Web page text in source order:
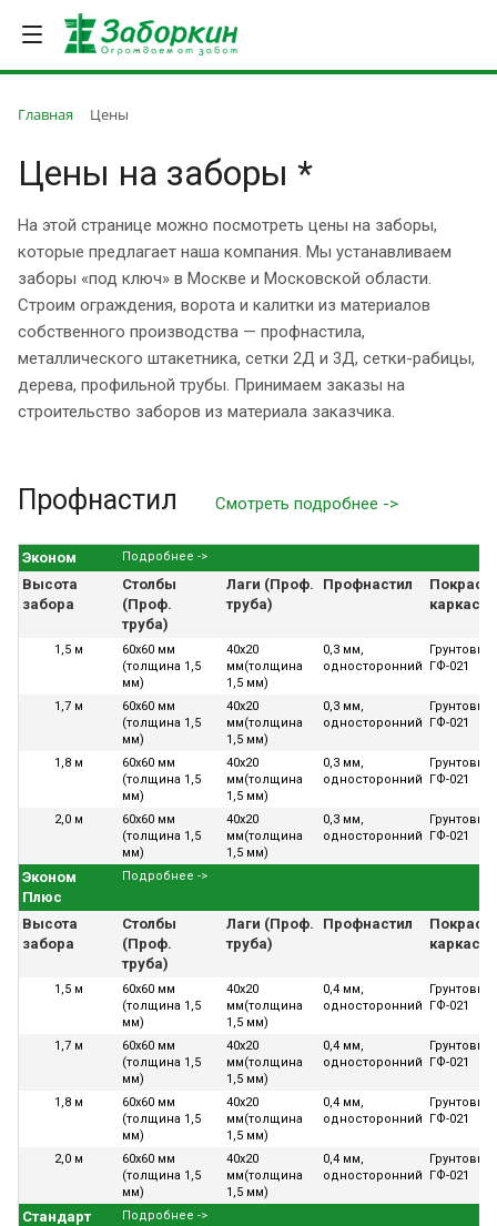
Главная Цены
Цены на заборы *
На этой странице можно посмотреть цены на заборы,
которые предлагает наша компания. Мы устанавливаем
заборы «под ключ» в Москве и Московской области.
Строим ограждения, ворота и калитки из материалов
собственного производства — профнастила,
металлического штакетника, сетки 2Д и 3Д, сетки-рабицы,
дерева, профильной трубы. Принимаем заказы на
строительство заборов из материала заказчика.
Профнастил Смотреть подробнее ->
Эконом Подробнее ->
Высота
забора
Столбы
(Проф.
труба)
Лаги (Проф.
труба)
Профнастил
каркаса
1,5 м
60х60 мм
(толщина 1,5
мм)
40х20
мм(толщина
1,5 мм)
0,3 мм,
односторонний
Грунтовка
ГФ-021
1,7 м
60х60 мм
(толщина 1,5
мм)
40х20
мм(толщина
1,5 мм)
0,3 мм,
односторонний
Грунтовка
ГФ-021
1,8 м
60х60 мм
(толщина 1,5
мм)
40х20
мм(толщина
1,5 мм)
0,3 мм,
односторонний
Грунтовка
ГФ-021
2,0 м
60х60 мм
(толщина 1,5
мм)
40х20
мм(толщина
1,5 мм)
0,3 мм,
односторонний
Грунтовка
ГФ-021
Эконом
Плюс
Подробнее ->
Высота
забора
Столбы
(Проф.
труба)
Лаги (Проф.
труба)
Профнастил
каркаса
1,5 м
60х60 мм
(толщина 1,5
мм)
40х20
мм(толщина
1,5 мм)
0,4 мм,
односторонний
Грунтовка
ГФ-021
1,7 м
60х60 мм
(толщина 1,5
мм)
40х20
мм(толщина
1,5 мм)
0,4 мм,
односторонний
Грунтовка
ГФ-021
1,8 м
60х60 мм
(толщина 1,5
мм)
40х20
мм(толщина
1,5 мм)
0,4 мм,
односторонний
Грунтовка
ГФ-021
2,0 м
60х60 мм
(толщина 1,5
мм)
40х20
мм(толщина
1,5 мм)
0,4 мм,
односторонний
Грунтовка
ГФ-021
Стандарт Подробнее ->